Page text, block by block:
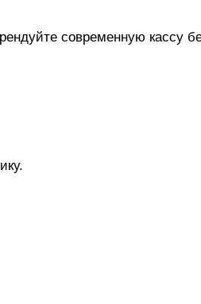
современную кассу